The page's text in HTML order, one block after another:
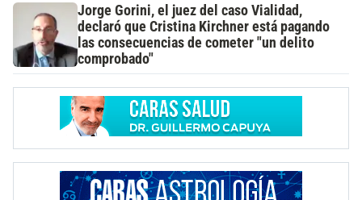
Jorge Gorini, el juez del caso Vialidad,
declaró que Cristina Kirchner está pagando
las consecuencias de cometer "un delito
comprobado"